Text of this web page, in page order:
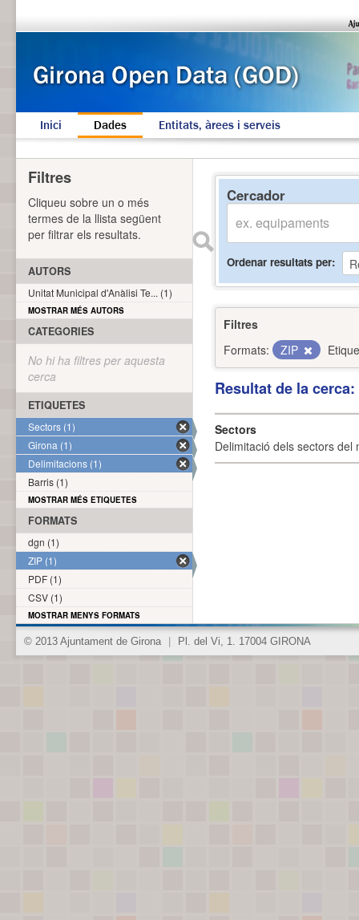
Inici Dades Entitats, àrees i serveis
Cercador
Ordenar resultats per
Filtres
Formats:
ZIP
Resultat de la
Sectors
Delimitació dels sectors del
Filtres
Cliqueu sobre un o més
termes de la llista següent
per filtrar els resultats.
AUTORS
Unitat Municipal d'Anàlisi Te... (1)
MOSTRAR MÉS AUTORS
CATEGORIES
No hi ha filtres per aquesta
cerca
ETIQUETES
Sectors (1)
Girona (1)
Delimitacions (1)
Barris (1)
MOSTRAR MÉS ETIQUETES
FORMATS
dgn (1)
ZIP (1)
PDF (1)
CSV (1)
MOSTRAR MENYS FORMATS
© 2013 Ajuntament de Girona Pl. del Vi, 1. 17004 GIRONA